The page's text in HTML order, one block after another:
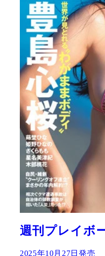
週刊プレイボ
2025年10月27日発売